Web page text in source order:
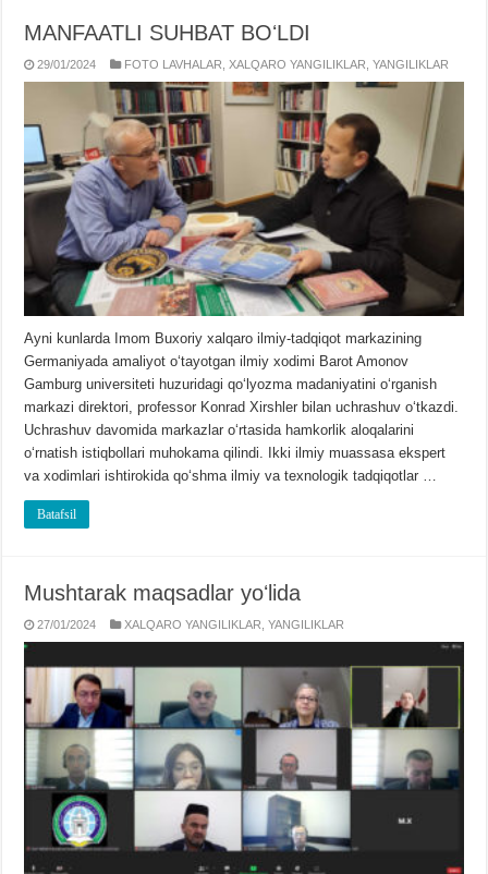
MANFAATLI SUHBAT BOʻLDI
29/01/2024 FOTO LAVHALAR,XALQARO YANGILIKLAR,YANGILIKLAR
Ayni kunlarda Imom Buxoriy xalqaro ilmiy-tadqiqot markazining
Germaniyada amaliyot oʻtayotgan ilmiy xodimi Barot Amonov
Gamburg universiteti huzuridagi qoʻlyozma madaniyatini oʻrganish
markazi direktori, professor Konrad Xirshler bilan uchrashuv oʻtkazdi.
Uchrashuv davomida markazlar oʻrtasida hamkorlik aloqalarini
oʻrnatish istiqbollari muhokama qilindi. Ikki ilmiy muassasa ekspert
va xodimlari ishtirokida qoʻshma ilmiy va texnologik tadqiqotlar …
Batafsil
Mushtarak maqsadlar yoʻlida
27/01/2024 XALQARO YANGILIKLAR ,YANGILIKLAR